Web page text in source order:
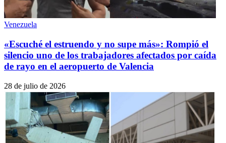
Venezuela
«Escuché el estruendo y no supe más»: Rompió el
silencio uno de los trabajadores afectados por caída
de rayo en el aeropuerto de Valencia
28 de julio de 2026